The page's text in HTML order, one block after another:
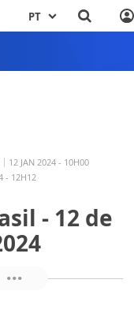
PT
12 JAN 2024 - 10H00
- 12H12
- 12 de